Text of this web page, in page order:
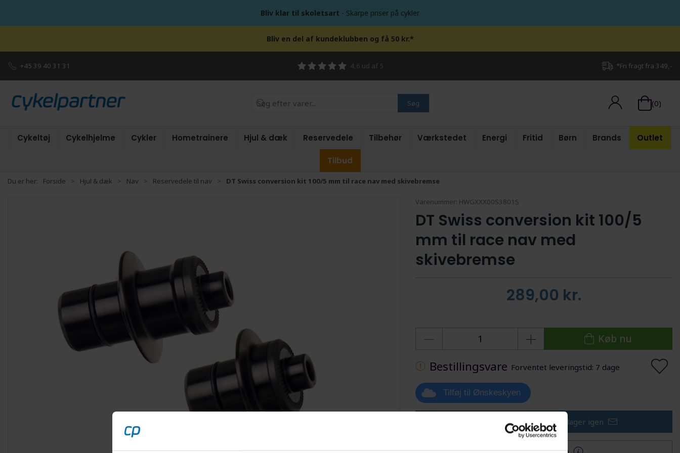
Bliv klar til skoletsart - Skarpe priser på cykler
Bliv en del af kundeklubben og få 50 kr.*
+45 39 40 31 31 4,6 ud af 5 *Fri fragt fra 349,-
Søg (0)
Cykeltøj Cykelhjelme Cykler Hometrainere Hjul & dæk Reservedele Tilbehør Værkstedet Energi Fritid Børn Brands Outlet
Tilbud
Du er her: Forside Hjul & dæk Nav Reservedele til nav DT Swiss conversion kit 100/5 mm til race nav med skivebremse
Varenummer: HWGXXX00S3801S
DT Swiss conversion kit 100/5
mm til race nav med
skivebremse
289,00 kr.
Køb nu
Bestillingsvare Forventet leveringstid: 7 dage
Tilføj til Ønskeskyen
Få besked når varen er på lager igen